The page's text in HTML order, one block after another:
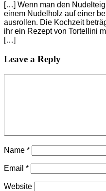
[…] Wenn man den
einem Nudelholz auf einer
ausrollen. Die Kochzeit
ihr ein Rezept von Tortellini
[…]
Leave a Reply
Name *
Email *
Website